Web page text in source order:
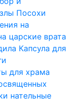
Посохи
на
царские врата
Капсула для
для храма
нательные